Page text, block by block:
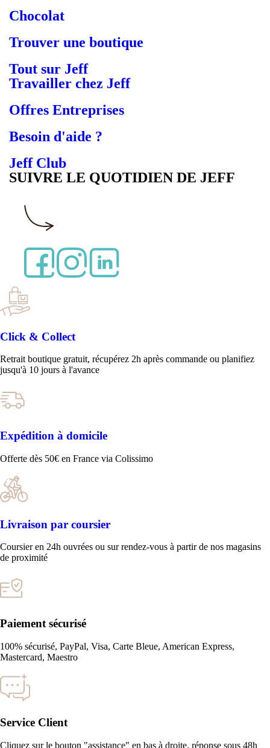
Chocolat
Trouver une boutique
Tout sur Jeff
Travailler chez Jeff
Offres Entreprises
Besoin d'aide ?
Jeff Club
SUIVRE LE QUOTIDIEN DE JEFF
Click & Collect
Retrait boutique gratuit, récupérez 2h après commande ou planifiez
jusqu'à 10 jours à l'avance
Expédition à domicile
Offerte dès 50€ en France via Colissimo
Livraison par coursier
Coursier en 24h ouvrées ou sur rendez-vous à partir de nos magasins
de proximité
Paiement sécurisé
100% sécurisé, PayPal, Visa, Carte Bleue, American Express,
Mastercard, Maestro
Service Client
Cliquez sur le bouton "assistance" en bas à droite, réponse sous 48h